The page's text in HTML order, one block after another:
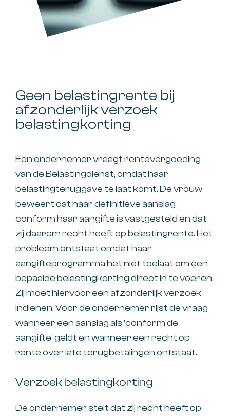
Geen belastingrente bij
afzonderlijk verzoek
belastingkorting
Een ondernemer vraagt rentevergoeding
van de Belastingdienst, omdat haar
belastingteruggave te laat komt. De vrouw
beweert dat haar definitieve aanslag
conform haar aangifte is vastgesteld en dat
zij daarom recht heeft op belastingrente. Het
probleem ontstaat omdat haar
aangifteprogramma het niet toelaat om een
bepaalde belastingkorting direct in te voeren.
Zij moet hiervoor een afzonderlijk verzoek
indienen. Voor de ondernemer rijst de vraag
wanneer een aanslag als 'conform de
aangifte' geldt en wanneer een recht op
rente over late terugbetalingen ontstaat.
Verzoek belastingkorting
De ondernemer stelt dat zij recht heeft op